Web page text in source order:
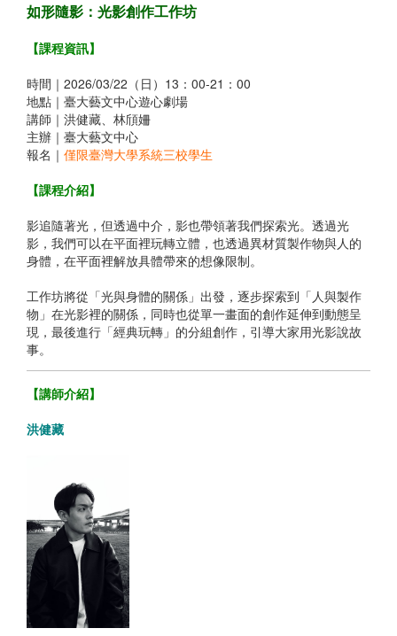
如形隨影：光影創作工作坊
【課程資訊】
時間｜2026/03/22（日）13：00-21：00
地點｜臺大藝文中心遊心劇場
講師｜洪健藏、林頎姍
主辦｜臺大藝文中心
報名｜ 僅限臺灣大學系統三校學生
【課程介紹】
影追隨著光，但透過中介，影也帶領著我們探索光。透過光
影，我們可以在平面裡玩轉立體，也透過異材質製作物與人的
身體，在平面裡解放具體帶來的想像限制。
工作坊將從「光與身體的關係」出發，逐步探索到「人與製作
物」在光影裡的關係，同時也從單一畫面的創作延伸到動態呈
現，最後進行「經典玩轉」的分組創作，引導大家用光影說故
事。
【講師介紹】
洪健藏